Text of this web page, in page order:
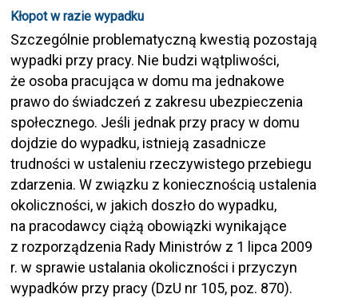
Kłopot w razie wypadku
Szczególnie problematyczną kwestią pozostają
wypadki przy pracy. Nie budzi wątpliwości,
że osoba pracująca w domu ma jednakowe
prawo do świadczeń z zakresu ubezpieczenia
społecznego. Jeśli jednak przy pracy w domu
dojdzie do wypadku, istnieją zasadnicze
trudności w ustaleniu rzeczywistego przebiegu
zdarzenia. W związku z koniecznością ustalenia
okoliczności, w jakich doszło do wypadku,
na pracodawcy ciążą obowiązki wynikające
z rozporządzenia Rady Ministrów z 1 lipca 2009
r. w sprawie ustalania okoliczności i przyczyn
wypadków przy pracy (DzU nr 105, poz. 870).